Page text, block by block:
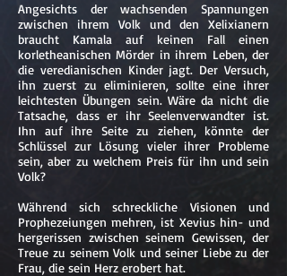
Angesichts der wachsenden Spannungen
zwischen ihrem Volk und den Xelixianern
braucht Kamala auf keinen Fall einen
korletheanischen Mörder in ihrem Leben, der
die veredianischen Kinder jagt. Der Versuch,
ihn zuerst zu eliminieren, sollte eine ihrer
leichtesten Übungen sein. Wäre da nicht die
Tatsache, dass er ihr Seelenverwandter ist.
Ihn auf ihre Seite zu ziehen, könnte der
Schlüssel zur Lösung vieler ihrer Probleme
sein, aber zu welchem Preis für ihn und sein
Volk?
Während sich schreckliche Visionen und
Prophezeiungen mehren, ist Xevius hin- und
hergerissen zwischen seinem Gewissen, der
Treue zu seinem Volk und seiner Liebe zu der
Frau, die sein Herz erobert hat.